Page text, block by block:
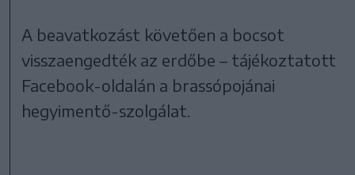
A beavatkozást követően a bocsot
visszaengedték az erdőbe – tájékoztatott
Facebook-oldalán a brassópojánai
hegyimentő-szolgálat.